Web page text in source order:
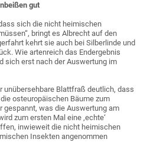
gut
sich die nicht heimischen
bringt es Albrecht auf den
kehrt sie auch bei Silberlinde und
Wie artenreich das Endergebnis
sich erst nach der Auswertung im
unübersehbare Blattfraß deutlich, dass
osteuropäischen Bäume zum
gespannt, was die Auswertung am
zum ersten Mal eine ‚echte‘
inwieweit die nicht heimischen
Insekten angenommen